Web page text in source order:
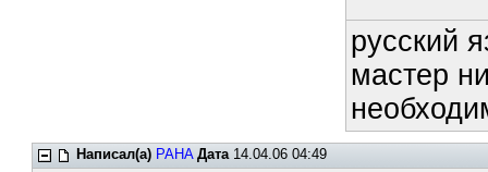
русский
мастер
Написал(а) PAHA Дата14.04.06 04:49